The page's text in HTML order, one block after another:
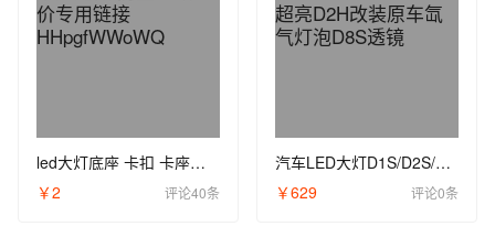
led大灯底座 卡扣 卡座定做 防尘盖 补差价专用链接HHpgfWWoWQ
￥2
评论40条
汽车LED大灯D1S/D2S/D3S/D4S/D5S超亮D2H改装原车氙气灯泡D8S透镜
￥629
评论0条